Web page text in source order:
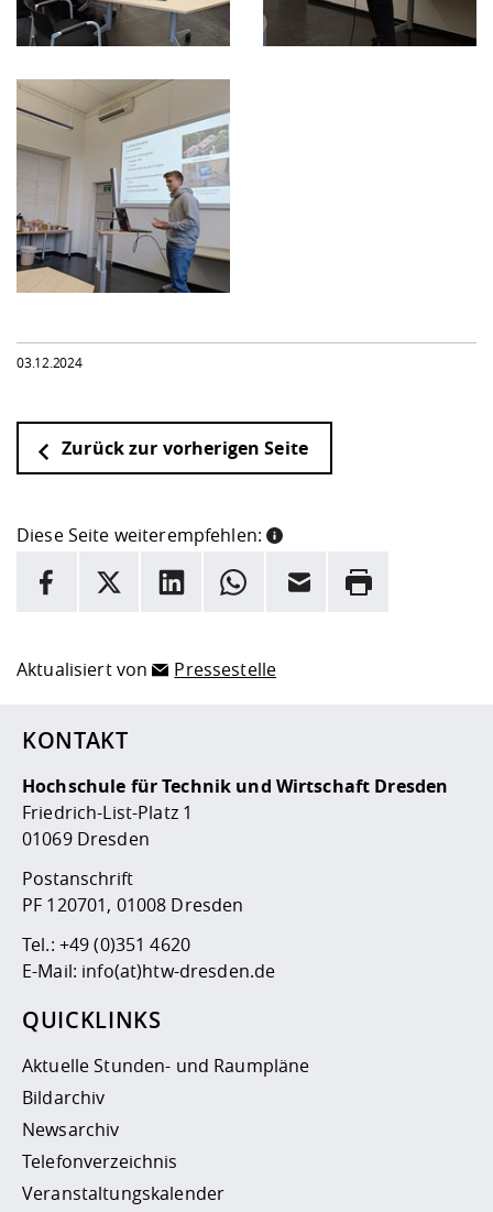
03.12.2024
Zurück zur vorherigen Seite
Diese Seite weiterempfehlen:
INFORMATION
Hier stehen weitere Informationen und ein Link zur
Facebook
X LinkedInWhatsappE-Mail Drucken
Aktualisiert von Pressestelle
KONTAKT
Hochschule für Technik und Wirtschaft Dresden
Friedrich-List-Platz 1
01069 Dresden
Postanschrift
PF 120701, 01008 Dresden
Tel.: +49 (0)351 4620
E-Mail: info(at)htw-dresden.de
QUICKLINKS
Aktuelle Stunden- und Raumpläne
Bildarchiv
Newsarchiv
Telefonverzeichnis
Veranstaltungskalender